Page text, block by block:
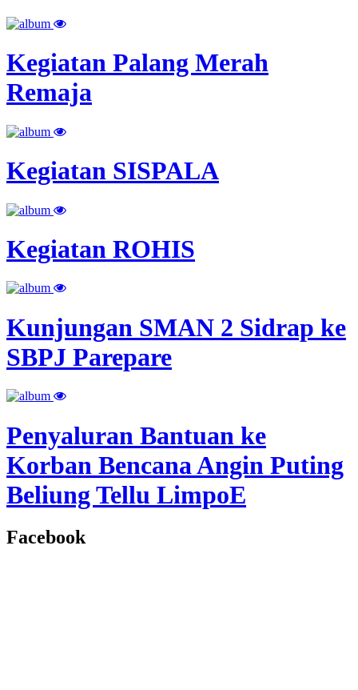
Kegiatan Palang Merah
Remaja
Kegiatan SISPALA
Kegiatan ROHIS
Kunjungan SMAN 2 Sidrap ke
SBPJ Parepare
Penyaluran Bantuan ke
Korban Bencana Angin Puting
Beliung Tellu LimpoE
Facebook